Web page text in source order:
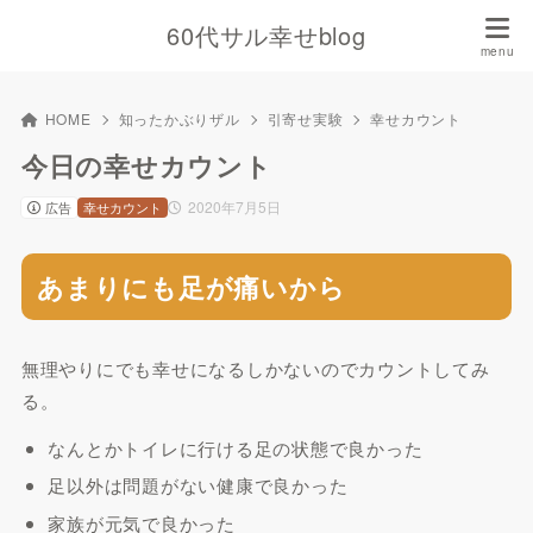
60代サル幸せblog
HOME 知ったかぶりザル 引寄せ実験 幸せカウント
今日の幸せカウント
広告 2020年7月5日
幸せカウント
あまりにも足が痛いから
無理やりにでも幸せになるしかないのでカウントしてみ
る。
なんとかトイレに行ける足の状態で良かった
足以外は問題がない健康で良かった
家族が元気で良かった